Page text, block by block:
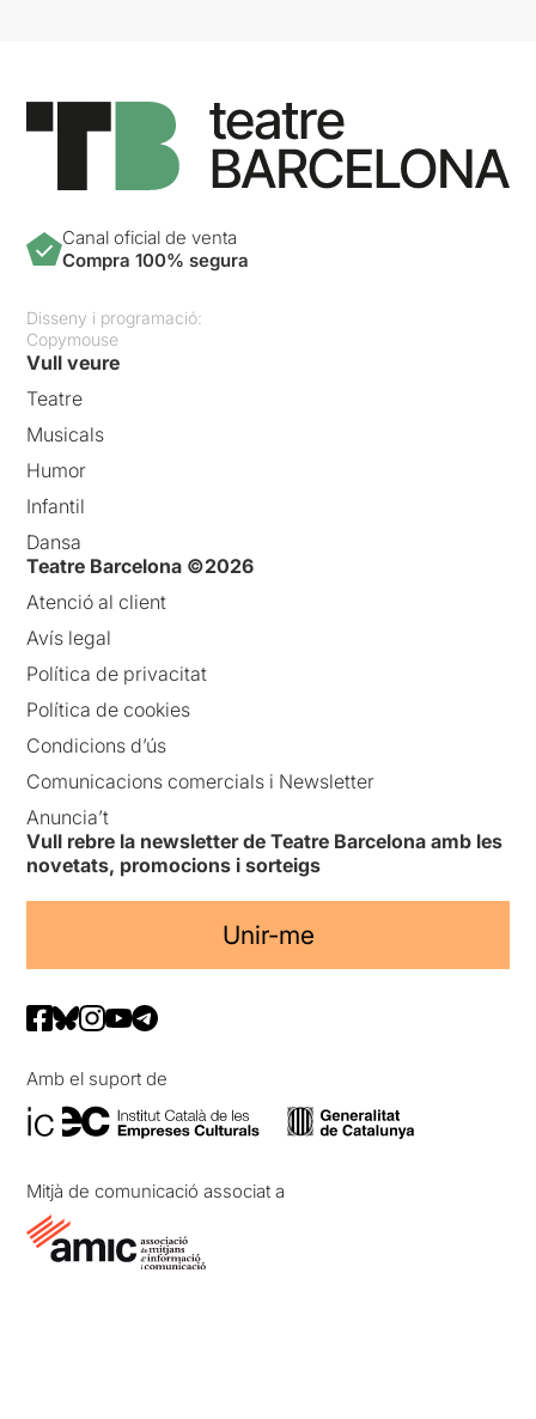
Canal oficial de venta
Compra 100% segura
Disseny i programació:
Copymouse
Vull veure
Teatre
Musicals
Humor
Infantil
Dansa
Teatre Barcelona ©2026
Atenció al client
Avís legal
Política de privacitat
Política de cookies
Condicions d’ús
Comunicacions comercials i Newsletter
Anuncia’t
Vull rebre la newsletter de Teatre Barcelona amb les
novetats, promocions i sorteigs
Unir-me
Amb el suport de
Mitjà de comunicació associat a